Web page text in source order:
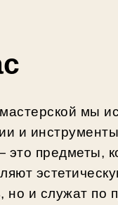
мы
и
предметы,
но и служат по